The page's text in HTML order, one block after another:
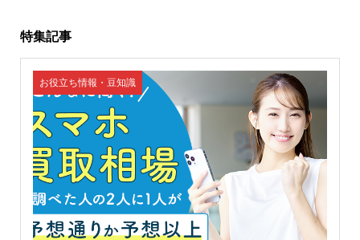
特集記事
お役立ち情報・豆知識